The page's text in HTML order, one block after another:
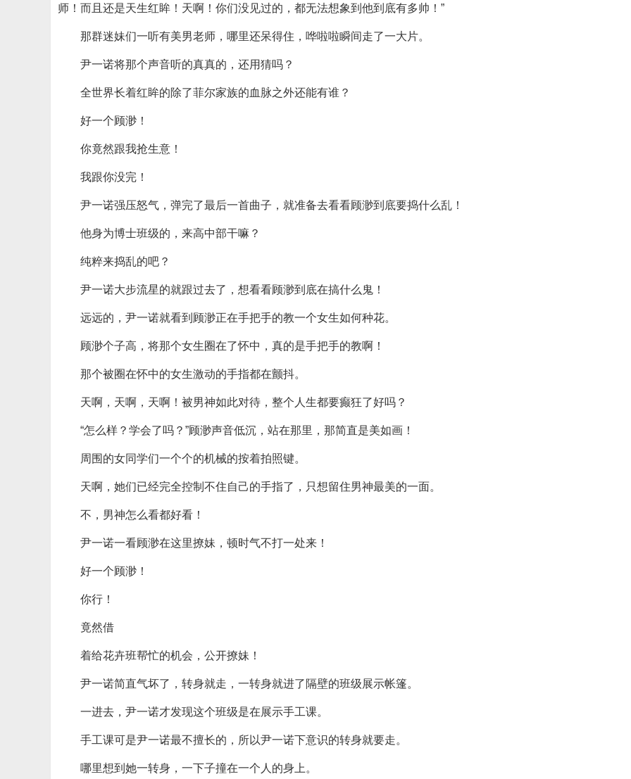
师！而且还是天生红眸！天啊！你们没见过的，都无法想象到他到底有多帅！”
那群迷妹们一听有美男老师，哪里还呆得住，哗啦啦瞬间走了一大片。
尹一诺将那个声音听的真真的，还用猜吗？
全世界长着红眸的除了菲尔家族的血脉之外还能有谁？
好一个顾渺！
你竟然跟我抢生意！
我跟你没完！
尹一诺强压怒气，弹完了最后一首曲子，就准备去看看顾渺到底要捣什么乱！
他身为博士班级的，来高中部干嘛？
纯粹来捣乱的吧？
尹一诺大步流星的就跟过去了，想看看顾渺到底在搞什么鬼！
远远的，尹一诺就看到顾渺正在手把手的教一个女生如何种花。
顾渺个子高，将那个女生圈在了怀中，真的是手把手的教啊！
那个被圈在怀中的女生激动的手指都在颤抖。
天啊，天啊，天啊！被男神如此对待，整个人生都要癫狂了好吗？
“怎么样？学会了吗？”顾渺声音低沉，站在那里，那简直是美如画！
周围的女同学们一个个的机械的按着拍照键。
天啊，她们已经完全控制不住自己的手指了，只想留住男神最美的一面。
不，男神怎么看都好看！
尹一诺一看顾渺在这里撩妹，顿时气不打一处来！
好一个顾渺！
你行！
竟然借
着给花卉班帮忙的机会，公开撩妹！
尹一诺简直气坏了，转身就走，一转身就进了隔壁的班级展示帐篷。
一进去，尹一诺才发现这个班级是在展示手工课。
手工课可是尹一诺最不擅长的，所以尹一诺下意识的转身就要走。
哪里想到她一转身，一下子撞在一个人的身上。